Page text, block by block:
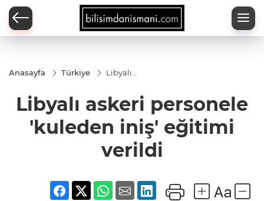
Anasayfa Türkiye
Libyalı
'kuleden
iniş'
eğitimi
verildi
Libyalı askeri personele
'kuleden iniş' eğitimi
verildi